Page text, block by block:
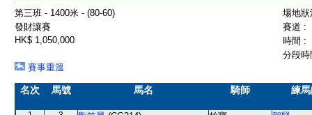
第三班 - 1400米 - (80-60)
場地
發財讓賽
賽道 :
HK$ 1,050,000
時間 :
分段
賽事重溫
名次 馬號 馬名 騎師 練